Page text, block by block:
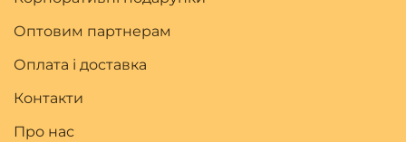
Оптовим партнерам
Оплата і доставка
Контакти
Про нас